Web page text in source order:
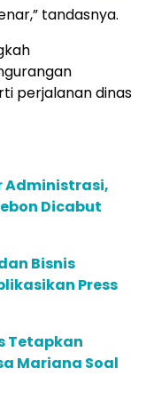
tandasnya.
perjalanan dinas
Administrasi,
Dicabut
Bisnis
Press
Tetapkan
Mariana Soal